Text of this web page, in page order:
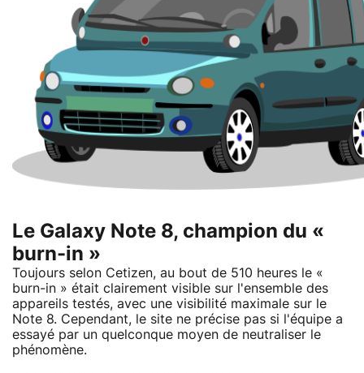
Le Galaxy Note 8, champion du «
burn-in »
Toujours selon Cetizen, au bout de 510 heures le «
burn-in » était clairement visible sur l'ensemble des
appareils testés, avec une visibilité maximale sur le
Note 8. Cependant, le site ne précise pas si l'équipe a
essayé par un quelconque moyen de neutraliser le
phénomène.